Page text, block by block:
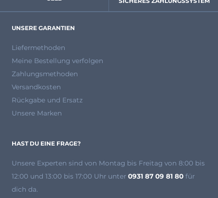
UNSERE GARANTIEN
Liefermethoden
Meine Bestellung verfolgen
Zahlungsmethoden
Versandkosten
Rückgabe und Ersatz
Unsere Marken
HAST DU EINE FRAGE?
Unsere Experten sind von Montag bis Freitag von 8:00 bis
12:00 und 13:00 bis 17:00 Uhr unter 0931 87 09 81 80 für
dich da.